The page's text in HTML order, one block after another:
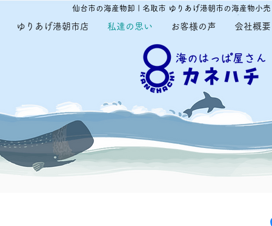
ゆりあげ港朝市店 私達の思い お客様の声 会社概要
仙台市の​海産物卸 | 名取市 ゆりあげ港朝市の海産物小